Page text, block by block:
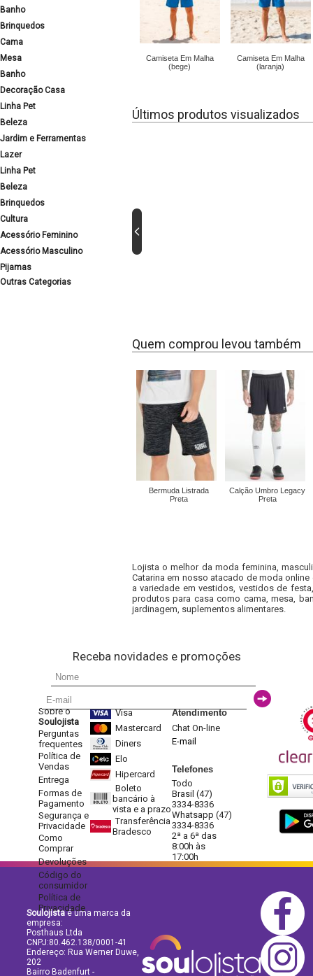
Banho
Brinquedos
Cama
Mesa
Banho
Decoração Casa
Linha Pet
Beleza
Jardim e Ferramentas
Lazer
Linha Pet
Beleza
Brinquedos
Cultura
Acessório Feminino
Acessório Masculino
Pijamas
Outras Categorias
Camiseta Em Malha
(bege)
Camiseta Em Malha
(laranja)
Últimos produtos visualizados
Quem comprou levou também
Bermuda Listrada
Preta
Calção Umbro Legacy
Preta
Lojista o melhor da moda feminina,
Catarina em nosso atacado de moda
a variedade em vestidos, vestidos de
produtos para casa como cama, mesa,
jardinagem, suplementos alimentares.
Receba novidades e promoções
Sobre o
Soulojista
Perguntas
frequentes
Política de
Vendas
Entrega
Formas de
Pagamento
Segurança e
Privacidade
Como
Comprar
Devoluções
Código do
consumidor
Política de
Privacidade
Visa
Mastercard
Diners
Elo
Hipercard
Boleto
bancário à
vista e a prazo
Transferência
Bradesco
Atendimento
Chat On-line
E-mail
Telefones
Todo
Brasil (47)
3334-8336
Whatsapp (47)
3334-8336
2ª a 6ª das
8:00h às
17:00h
Soulojistaé uma marca da
empresa:
Posthaus Ltda
CNPJ:80.462.138/0001-41
Endereço: Rua Werner Duwe,
202
Bairro Badenfurt -